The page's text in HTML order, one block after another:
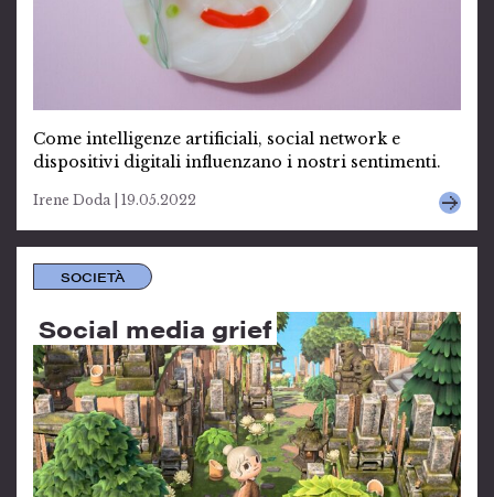
Come intelligenze artificiali, social network e
dispositivi digitali influenzano i nostri sentimenti.
Irene Doda | 19.05.2022
SOCIETÀ
Social media grief